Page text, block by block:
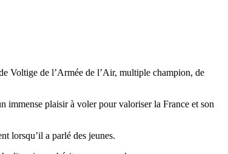
Voltige de l’Armée de l’Air, multiple champion, de
plaisir à voler pour valoriser la France et son
lorsqu’il a parlé des jeunes.